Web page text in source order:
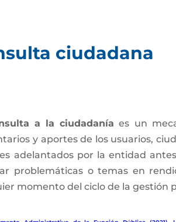
ciudadana
a la ciudadanía es un
y aportes de los usuarios,
adelantados por la entidad
problemáticas o temas en
momento del ciclo de la gestión